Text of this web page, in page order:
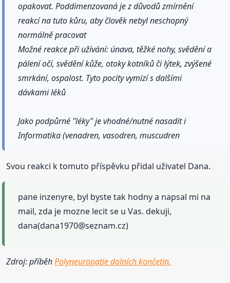
opakovat. Poddimenzovaná je z důvodů zmírnění
reakcí na tuto kůru, aby člověk nebyl neschopný
normálně pracovat
Možné reakce při užívání: únava, těžké nohy, svědění a
pálení očí, svědění kůže, otoky kotníků či lýtek, zvýšené
smrkání, ospalost. Tyto pocity vymizí s dalšími
dávkami léků
Jako podpůrné "léky" je vhodné/nutné nasadit i
Informatika (venadren, vasodren, muscudren
Svou reakci k tomuto příspěvku přidal uživatel Dana.
pane inzenyre, byl byste tak hodny a napsal mi na
mail, zda je mozne lecit se u Vas. dekuji,
dana(dana1970@seznam.cz)
Zdroj: příběhPolyneuropatie dolních končetin.